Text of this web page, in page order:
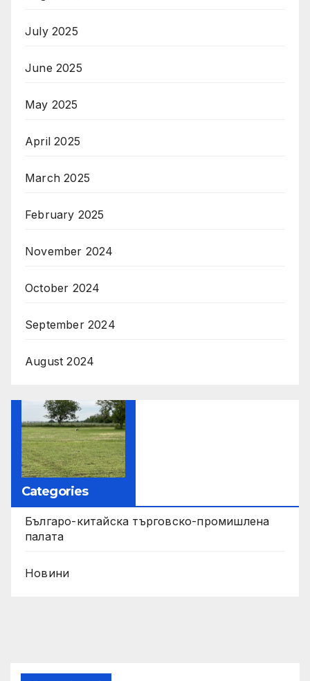
July 2025
June 2025
May 2025
April 2025
March 2025
February 2025
November 2024
October 2024
September 2024
August 2024
Categories
Българо-китайска търговско-промишлена
палата
Новини